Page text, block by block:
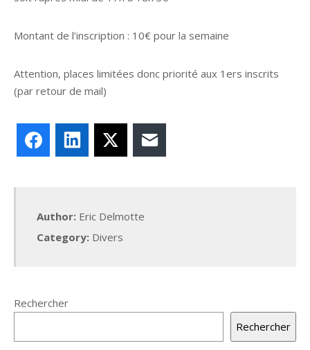
Montant de l’inscription : 10€ pour la semaine
Attention, places limitées donc priorité aux 1ers inscrits
(par retour de mail)
FacebookLinkedIn
Author: Eric Delmotte
Category: Divers
Rechercher
Rechercher